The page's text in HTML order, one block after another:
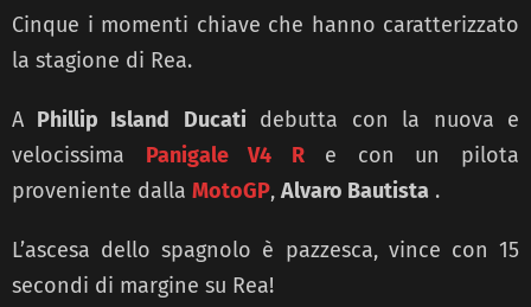
Cinque i momenti chiave che hanno caratterizzato
la stagione di Rea.
A Phillip Island Ducatidebutta con la nuova e
velocissima Panigale V4 Re con un pilota
proveniente dalla MotoGP, Alvaro Bautista .
L’ascesa dello spagnolo è pazzesca, vince con 15
secondi di margine su Rea!